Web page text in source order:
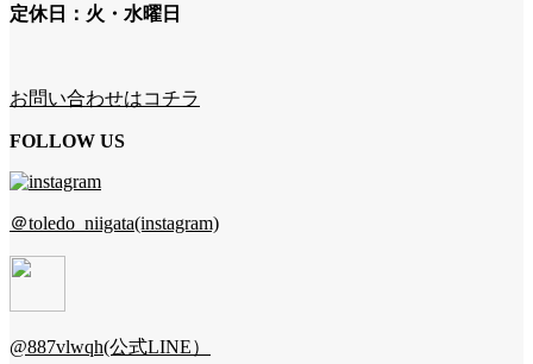
定休日：火・水曜日
お問い合わせはコチラ
FOLLOW US
＠toledo_niigata(instagram)
@887vlwqh(公式LINE）